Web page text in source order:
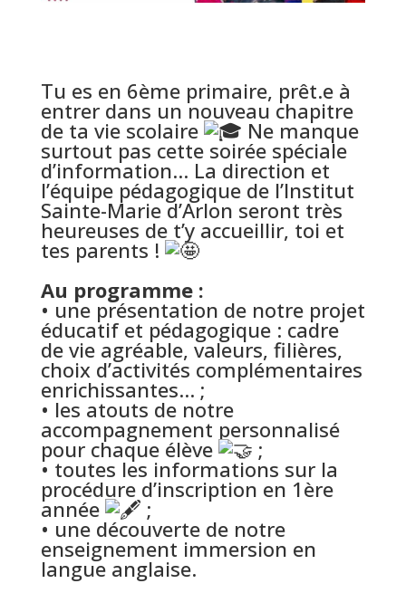
Tu es en 6ème primaire, prêt.e à
entrer dans un nouveau chapitre
de ta vie scolaire Ne manque
surtout pas cette soirée spéciale
d’information… La direction et
l’équipe pédagogique de l’Institut
Sainte-Marie d’Arlon seront très
heureuses de t’y accueillir, toi et
tes parents !
Au programme :
• une présentation de notre projet
éducatif et pédagogique : cadre
de vie agréable, valeurs, filières,
choix d’activités complémentaires
enrichissantes… ;
• les atouts de notre
accompagnement personnalisé
pour chaque élève ;
• toutes les informations sur la
procédure d’inscription en 1ère
année ;
• une découverte de notre
enseignement immersion en
langue anglaise.